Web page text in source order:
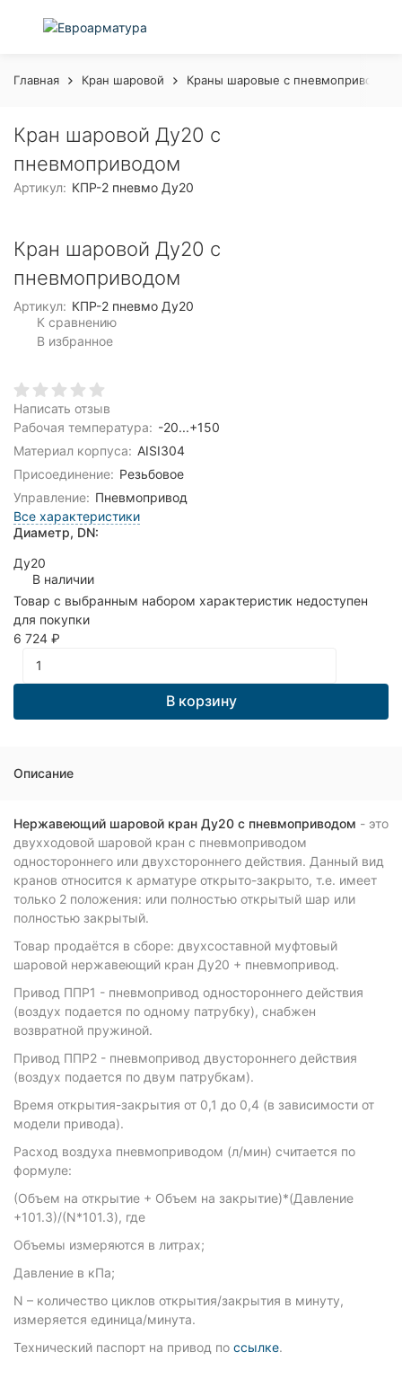
Главная Кран шаровой Краны шаровые с пневмоприводом
Кран шаровой Ду20 с
пневмоприводом
Артикул: КПР-2 пневмо Ду20
Кран шаровой Ду20 с
пневмоприводом
Артикул: КПР-2 пневмо Ду20
К сравнению
В избранное
Написать отзыв
Рабочая температура: -20...+150
Материал корпуса: AISI304
Присоединение: Резьбовое
Управление: Пневмопривод
Все характеристики
Диаметр, DN:
Ду20
В наличии
Товар с выбранным набором характеристик недоступен
для покупки
6 724 ₽
В корзину
Описание
Нержавеющий шаровой кран Ду20 с пневмоприводом - это
двухходовой шаровой кран с пневмоприводом
одностороннего или двухстороннего действия. Данный вид
кранов относится к арматуре открыто-закрыто, т.е. имеет
только 2 положения: или полностью открытый шар или
полностью закрытый.
Товар продаётся в сборе: двухсоставной муфтовый
шаровой нержавеющий кран Ду20 + пневмопривод.
Привод ППР1 - пневмопривод одностороннего действия
(воздух подается по одному патрубку), снабжен
возвратной пружиной.
Привод ППР2 - пневмопривод двустороннего действия
(воздух подается по двум патрубкам).
Время открытия-закрытия от 0,1 до 0,4 (в зависимости от
модели привода).
Расход воздуха пневмоприводом (л/мин) считается по
формуле:
(Объем на открытие + Объем на закрытие)*(Давление
+101.3)/(N*101.3), где
Объемы измеряются в литрах;
Давление в кПа;
N – количество циклов открытия/закрытия в минуту,
измеряется единица/минута.
Технический паспорт на привод по ссылке.